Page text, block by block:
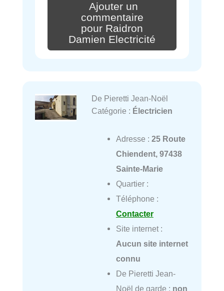
Ajouter un
commentaire
pour Raidron
Damien Electricité
De Pieretti Jean-Noël
Catégorie : Électricien
Adresse : 25 Route
Chiendent, 97438
Sainte-Marie
Quartier :
Téléphone :
Contacter
Site internet :
Aucun site internet
connu
De Pieretti Jean-
Noël de garde : non